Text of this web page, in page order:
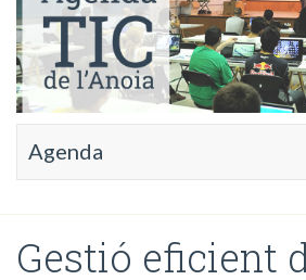
Agenda
Gestió eficient